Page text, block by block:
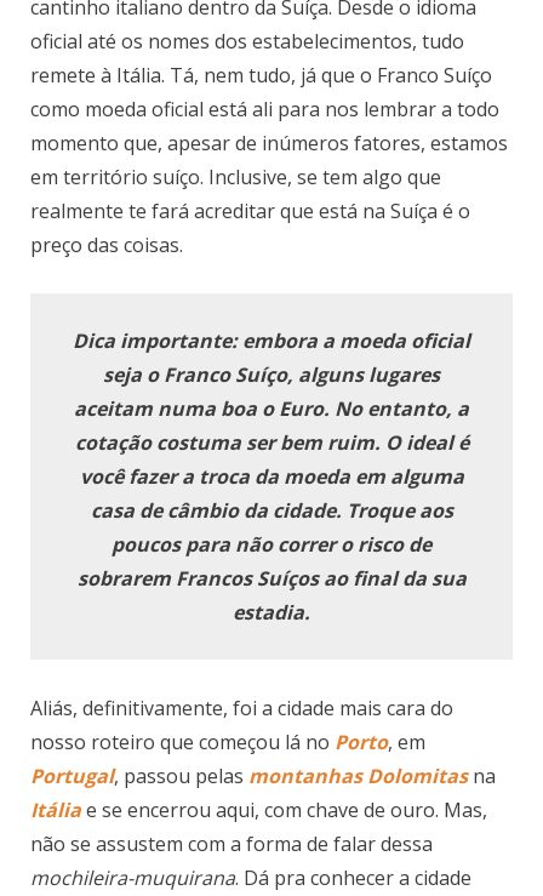
cantinho italiano dentro da Suíça. Desde o idioma
oficial até os nomes dos estabelecimentos, tudo
remete à Itália. Tá, nem tudo, já que o Franco Suíço
como moeda oficial está ali para nos lembrar a todo
momento que, apesar de inúmeros fatores, estamos
em território suíço. Inclusive, se tem algo que
realmente te fará acreditar que está na Suíça é o
preço das coisas.
Dica importante: embora a moeda oficial
seja o Franco Suíço, alguns lugares
aceitam numa boa o Euro. No entanto, a
cotação costuma ser bem ruim. O ideal é
você fazer a troca da moeda em alguma
casa de câmbio da cidade. Troque aos
poucos para não correr o risco de
sobrarem Francos Suíços ao final da sua
estadia.
Aliás, definitivamente, foi a cidade mais cara do
nosso roteiro que começou lá no Porto, em
Portugal, passou pelas montanhas Dolomitasna
Itáliae se encerrou aqui, com chave de ouro. Mas,
não se assustem com a forma de falar dessa
mochileira-muquirana. Dá pra conhecer a cidade